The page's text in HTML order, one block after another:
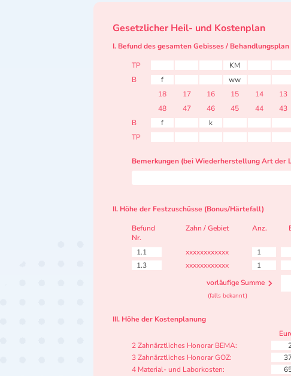
Gesetzlicher Heil- und Kostenplan
I. Befund des gesamten Gebisses / Behandlungsplan
TP
KM
B
f ww
18
17 16 15 14 13
48
47 46 45 44 43
B
f k
TP
Bemerkungen (bei Wiederherstellung Art der
II. Höhe der Festzuschüsse (Bonus/Härtefall)
Befund
Nr.
Zahn / Gebiet Anz.
1.1 xxxxxxxxxxxx 1
1.3
xxxxxxxxxxxx 1
vorläufige Summe
(falls bekannt)
III. Höhe der Kostenplanung
2 Zahnärztliches Honorar BEMA:
3 Zahnärztliches Honorar GOZ:
4 Material- und Laborkosten: